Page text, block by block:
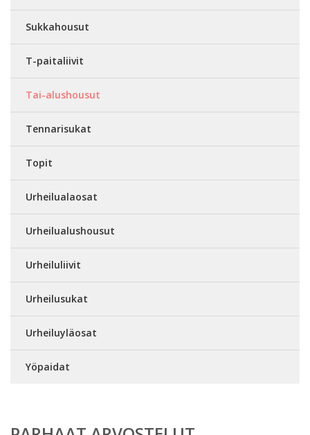
Sukkahousut
T-paitaliivit
Tai-alushousut
Tennarisukat
Topit
Urheilualaosat
Urheilualushousut
Urheiluliivit
Urheilusukat
Urheiluyläosat
Yöpaidat